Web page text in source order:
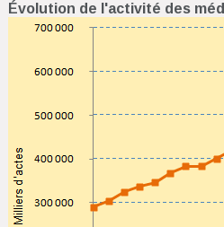
Évolution de l'activité des